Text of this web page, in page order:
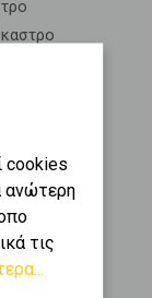
-
-
cookies
ανώτερη
τις